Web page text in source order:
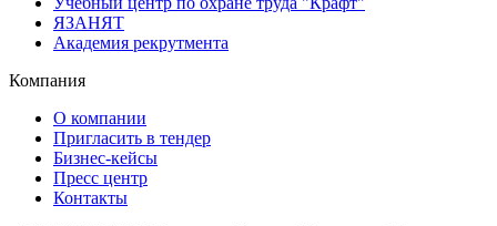
ЯЗАНЯТ
Академия рекрутмента
Компания
О компании
Пригласить в тендер
Бизнес-кейсы
Пресс центр
Контакты